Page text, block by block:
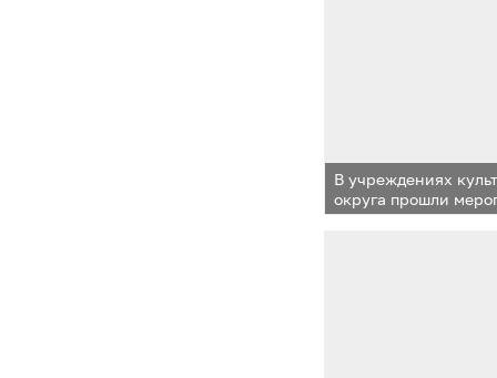
В учреждениях
округа прошли
«Крымской весне»